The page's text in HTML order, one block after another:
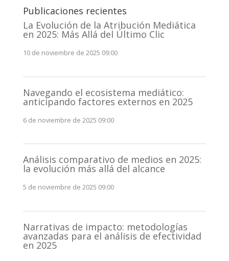
Publicaciones recientes
La Evolución de la Atribución Mediática
en 2025: Más Allá del Último Clic
10 de noviembre de 2025 09:00
Navegando el ecosistema mediático:
anticipando factores externos en 2025
6 de noviembre de 2025 09:00
Análisis comparativo de medios en 2025:
la evolución más allá del alcance
5 de noviembre de 2025 09:00
Narrativas de impacto: metodologías
avanzadas para el análisis de efectividad
en 2025